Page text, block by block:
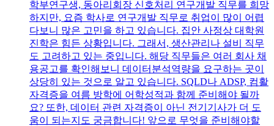
학부연구생, 동아리회장 신호처리 연구개발 직무를 희망
하지만, 요즘 학사로 연구개발 직무로 취업이 많이 어렵
다보니 많은 고민을 하고 있습니다. 집안 사정상 대학원
진학은 힘든 상황입니다. 그래서, 생산관리나 설비 직무
도 고려하고 있는 중입니다. 해당 직무들은 여러 회사 채
용공고를 확인해보니 데이터분석역량을 요구하는 곳이
상당히 있는 것으로 알고 있습니다. SQLD나 ADSP, 컴활
자격증을 여름 방학에 어학성적과 함께 준비해야 될까
요? 또한, 데이터 관련 자격증이 아닌 전기기사가 더 도
움이 되는지도 궁금합니다! 앞으로 무엇을 준비해야할